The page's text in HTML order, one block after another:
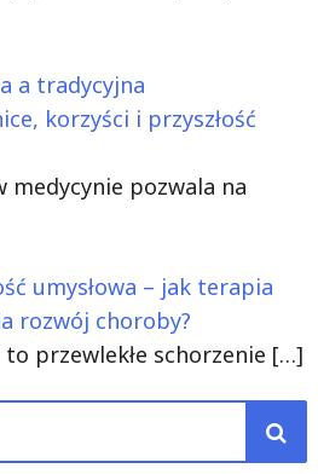
a tradycyjna
korzyści i przyszłość
medycynie pozwala na
umysłowa – jak terapia
rozwój choroby?
przewlekłe schorzenie […]